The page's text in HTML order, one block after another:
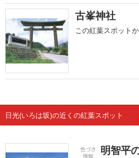
古峯神社
この紅葉スポット
日光(いろは坂)の近くの紅葉スポット
明智平